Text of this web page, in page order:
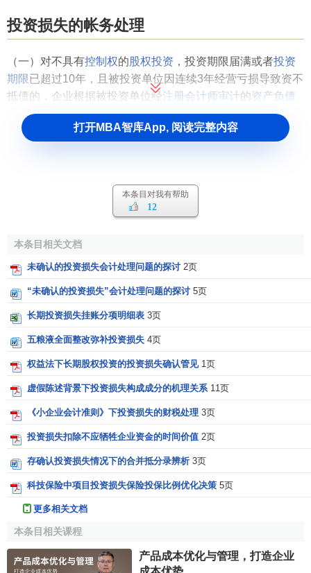
投资损失的帐务处理
（一）对不具有控制权的 股权投资 ，投资期限届满或者投资
期限已超过10年，且被投资单位因连续3年经营亏损导致资不
抵债的，企业根据被投资单位经注册会计师审计的资产负债
、损益表确认投资损失；被投资单位破产、注销工商登记
或者县级以上人民政府决定关闭等，企业根据取得的相关法
的，企业应当按照权益法核算投资损失；被投资企业由于违
法经营或其他原因导致终止的，企业依据被投资企业注销工
确认投资损失；如果转让股权投资，企业依据生效的
让协议、被投资企业董事会决议确认投资损益。
（三）对于企业的债权投资损失，属于债券投资的，包括企
业经营期货、证券、 外汇交易发生的损失，根据企业内部业
务授权资料，依据有关交易结算机构提供的合法的交易
结算单据逐笔确认。超出内部业务授权范围的交易损失，企
业应当追究业务人员的经济责任。
（四）对属于债券以外的其他债权投资损失，如果被投资方
已经终止的，根据被投资方请算报告确认；如果被投资方尚
未终止的，可以根据与有关当事方签订的
协议确认，但投资期限未满的，有关协议应当进行公证；如
果涉诉，应当根据有关法律文件、资料确认。
打开MBA智库App, 阅读完整内容
本条目对我有帮助
12
本条目相关文档
未确认的投资损失会计处理问题的探讨 2页
“未确认的投资损失”会计处理问题的探讨 5页
长期投资损失挂账分项明细表 3页
五粮液全面整改弥补投资损失 4页
权益法下长期股权投资的投资损失确认管见 1页
虚假陈述背景下投资损失构成成分的机理关系 11页
《小企业会计准则》下投资损失的财税处理 3页
投资损失扣除不应牺牲企业资金的时间价值 2页
存确认投资损失情况下的合并抵分录辨析 3页
科技保险中项目投资损失保险投保比例优化决策 5页
更多相关文档
本条目相关课程
产品成本优化与管理，打造企业